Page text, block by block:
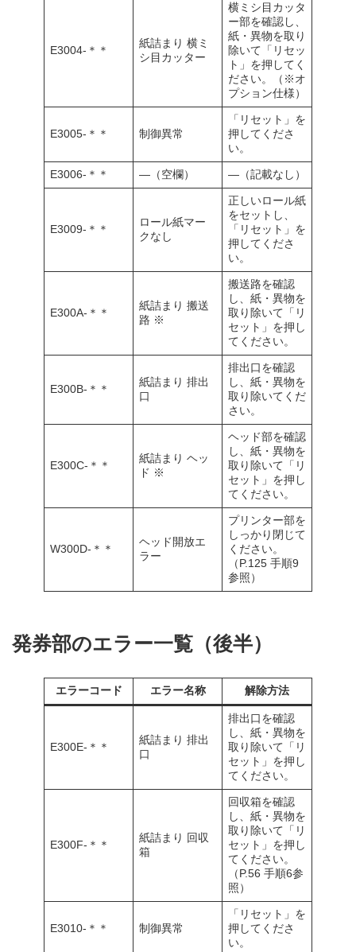
E3004-＊＊
紙詰まり 横ミ
シ目カッター
横ミシ目カッタ
ー部を確認し、
紙・異物を取り
除いて「リセッ
ト」を押してく
ださい。（※オ
プション仕様）
E3005-＊＊ 制御異常
「リセット」を
押してくださ
い。
E3006-＊＊ ―（空欄） ―（記載なし）
E3009-＊＊
ロール紙マー
クなし
正しいロール紙
をセットし、
「リセット」を
押してくださ
い。
E300A-＊＊
紙詰まり 搬送
路 ※
搬送路を確認
し、紙・異物を
取り除いて「リ
セット」を押し
てください。
E300B-＊＊
紙詰まり 排出
口
排出口を確認
し、紙・異物を
取り除いてくだ
さい。
E300C-＊＊
紙詰まり ヘッ
ド ※
ヘッド部を確認
し、紙・異物を
取り除いて「リ
セット」を押し
てください。
W300D-＊＊
ヘッド開放エ
ラー
プリンター部を
しっかり閉じて
ください。
（P.125 手順9
参照）
発券部のエラー一覧（後半）
エラーコード エラー名称 解除方法
E300E-＊＊
紙詰まり 排出
口
排出口を確認
し、紙・異物を
取り除いて「リ
セット」を押し
てください。
E300F-＊＊
紙詰まり 回収
箱
回収箱を確認
し、紙・異物を
取り除いて「リ
セット」を押し
てください。
（P.56 手順6参
照）
E3010-＊＊ 制御異常
「リセット」を
押してくださ
い。